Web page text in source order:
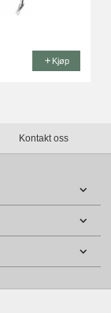
Kjøp
Kontakt oss